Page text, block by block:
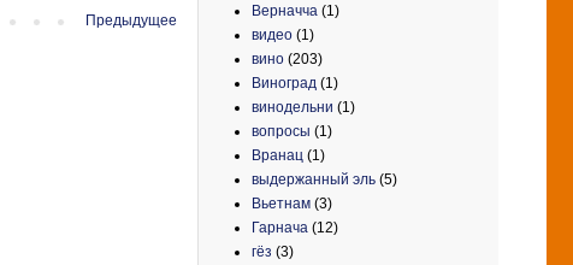
Предыдущее
Верначча (1)
видео (1)
вино (203)
Виноград (1)
винодельни (1)
вопросы (1)
Вранац (1)
выдержанный эль (5)
Вьетнам (3)
Гарнача (12)
гёз (3)